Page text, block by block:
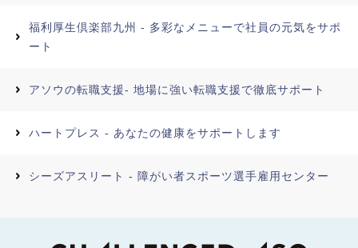
福利厚生倶楽部九州 - 多彩なメニューで社員の元気をサポ
ート
アソウの転職支援- 地場に強い転職支援で徹底サポート
ハートプレス - あなたの健康をサポートします
シーズアスリート - 障がい者スポーツ選手雇用センター